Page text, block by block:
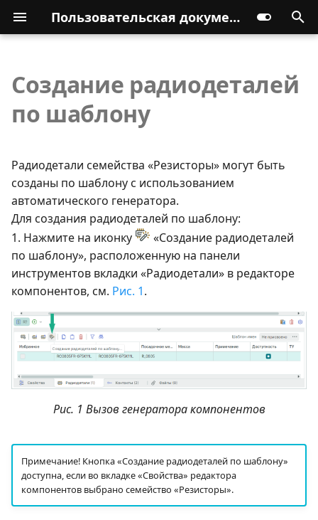
Пользовательская документация
Создание радиодеталей
по шаблону
Радиодетали семейства «Резисторы» могут быть
созданы по шаблону с использованием
автоматического генератора.
Для создания радиодеталей по шаблону:
1. Нажмите на иконку
«Создание радиодеталей
по шаблону», расположенную на панели
инструментов вкладки «Радиодетали» в редакторе
компонентов, см. Рис. 1.
Рис. 1 Вызов генератора компонентов
Примечание! Кнопка «Создание радиодеталей по шаблону»
доступна, если во вкладке «Свойства» редактора
компонентов выбрано семейство «Резисторы».